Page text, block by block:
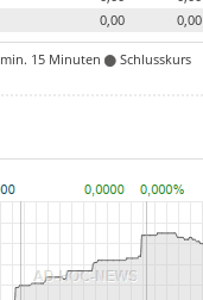
0,00
0,00
min. 15 Minuten Schlusskurs